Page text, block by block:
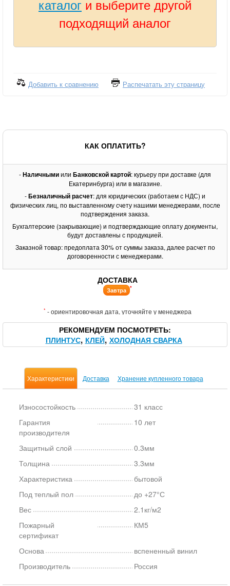
каталог и выберите другой
подходящий аналог
Добавить к сравнению Распечатать эту страницу
КАК ОПЛАТИТЬ?
-Наличнымиили Банковской картой: курьеру при доставке (для
Екатеринбурга) или в магазине.
-Безналичный расчет: для юридических (работаем с НДС) и
физических лиц, по выставленному счету нашими менеджерами, после
подтверждения заказа.
Бухгалтерские (закрывающие) и подтверждающие оплату документы,
будут доставлены с продукцией.
Заказной товар: предоплата 30% от суммы заказа, далее расчет по
договоренности с менеджерами.
ДОСТАВКА
Завтра *
* - ориентировочная дата, уточняйте у менеджера
РЕКОМЕНДУЕМ ПОСМОТРЕТЬ
ПЛИНТУС КЛЕЙ ХОЛОДНАЯ СВАРКА
Характеристики Доставка Хранение купленного товара
Износостойкость
31 класс
Гарантия
производителя
10 лет
Защитный слой
0.3мм
Толщина
3.3мм
Характеристика
бытовой
Под теплый пол
до +27°С
Вес
2.1кг/м2
Пожарный
сертификат
КМ5
Основа
вспененный винил
Производитель
Россия